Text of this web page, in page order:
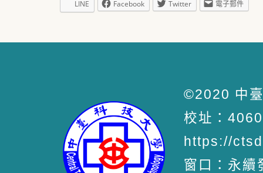
LINE Facebook Twitter 電子郵件
©2020 中
校址：
https://
窗口：永續